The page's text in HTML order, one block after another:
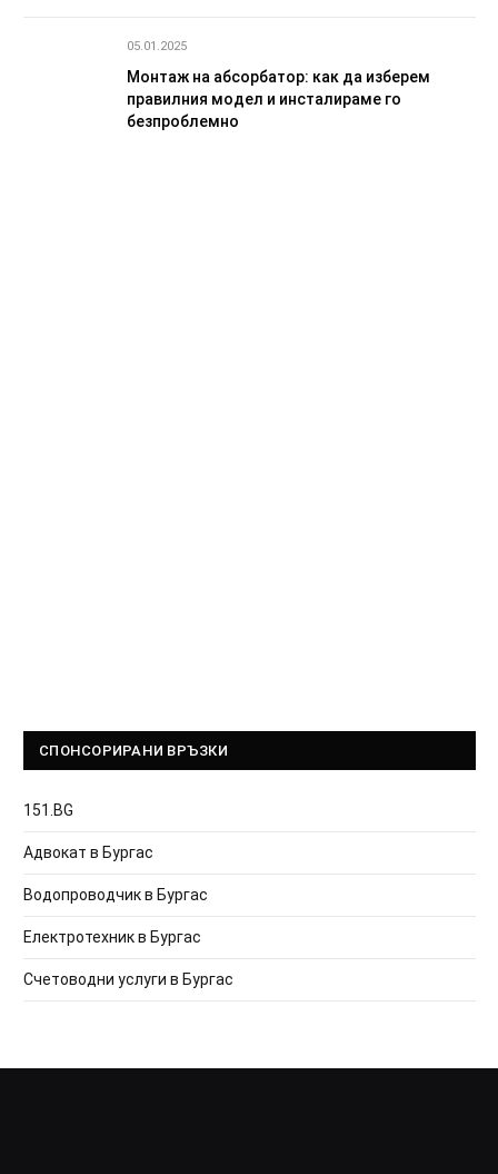
05.01.2025
Монтаж на абсорбатор: как да изберем
правилния модел и инсталираме го
безпроблемно
СПОНСОРИРАНИ ВРЪЗКИ
151.BG
Адвокат в Бургас
Водопроводчик в Бургас
Електротехник в Бургас
Счетоводни услуги в Бургас